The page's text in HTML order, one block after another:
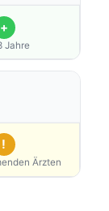
+
Jahre
!
Ärzten